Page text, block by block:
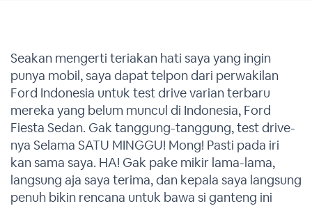
Seakan mengerti teriakan hati saya yang ingin
punya mobil, saya dapat telpon dari perwakilan
Ford Indonesia untuk test drive varian terbaru
mereka yang belum muncul di Indonesia, Ford
Fiesta Sedan. Gak tanggung-tanggung, test drive-
nya Selama SATU MINGGU! Mong! Pasti pada iri
kan sama saya. HA! Gak pake mikir lama-lama,
langsung aja saya terima, dan kepala saya langsung
penuh bikin rencana untuk bawa si ganteng ini